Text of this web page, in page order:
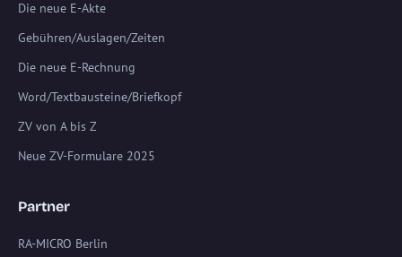
Die neue E-Akte
Gebühren/Auslagen/Zeiten
Die neue E-Rechnung
Word/Textbausteine/Briefkopf
ZV von A bis Z
Neue ZV-Formulare 2025
Partner
RA-MICRO Berlin